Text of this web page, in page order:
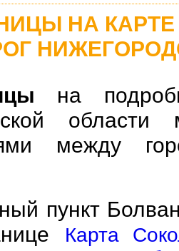
НА
на
между
пункт
Карта